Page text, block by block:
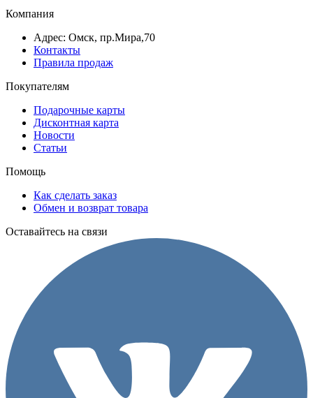
Компания
Адрес: Омск, пр.Мира,70
Контакты
Правила продаж
Покупателям
Подарочные карты
Дисконтная карта
Новости
Статьи
Помощь
Как сделать заказ
Обмен и возврат товара
Оставайтесь на связи